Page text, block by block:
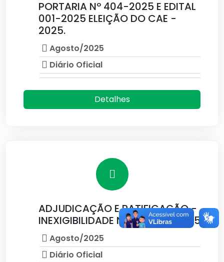
PORTARIA Nº 404-2025 E EDITAL
001-2025 ELEIÇÃO DO CAE -
2025.
Agosto/2025
Diário Oficial
Detalhes
ADJUDICAÇÃO E RATIFICAÇÃO -
INEXIGIBILIDADE Nº IN00018-2025
Agosto/2025
Diário Oficial